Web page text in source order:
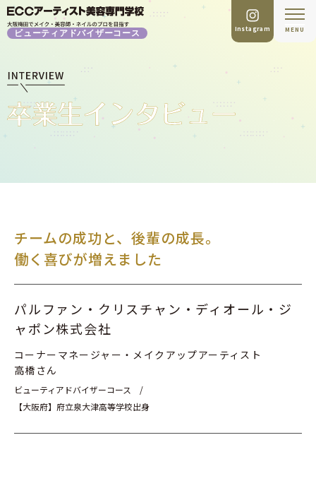
ビューティアドバイザーコース MENU
Instagram
チームの成功と、後輩の成長。
働く喜びが増えました
パルファン・クリスチャン・ディオール・ジ
ャポン株式会社
コーナーマネージャー・メイクアップアーティスト
高橋さん
ビューティアドバイザーコース /
【大阪府】府立泉大津高等学校出身